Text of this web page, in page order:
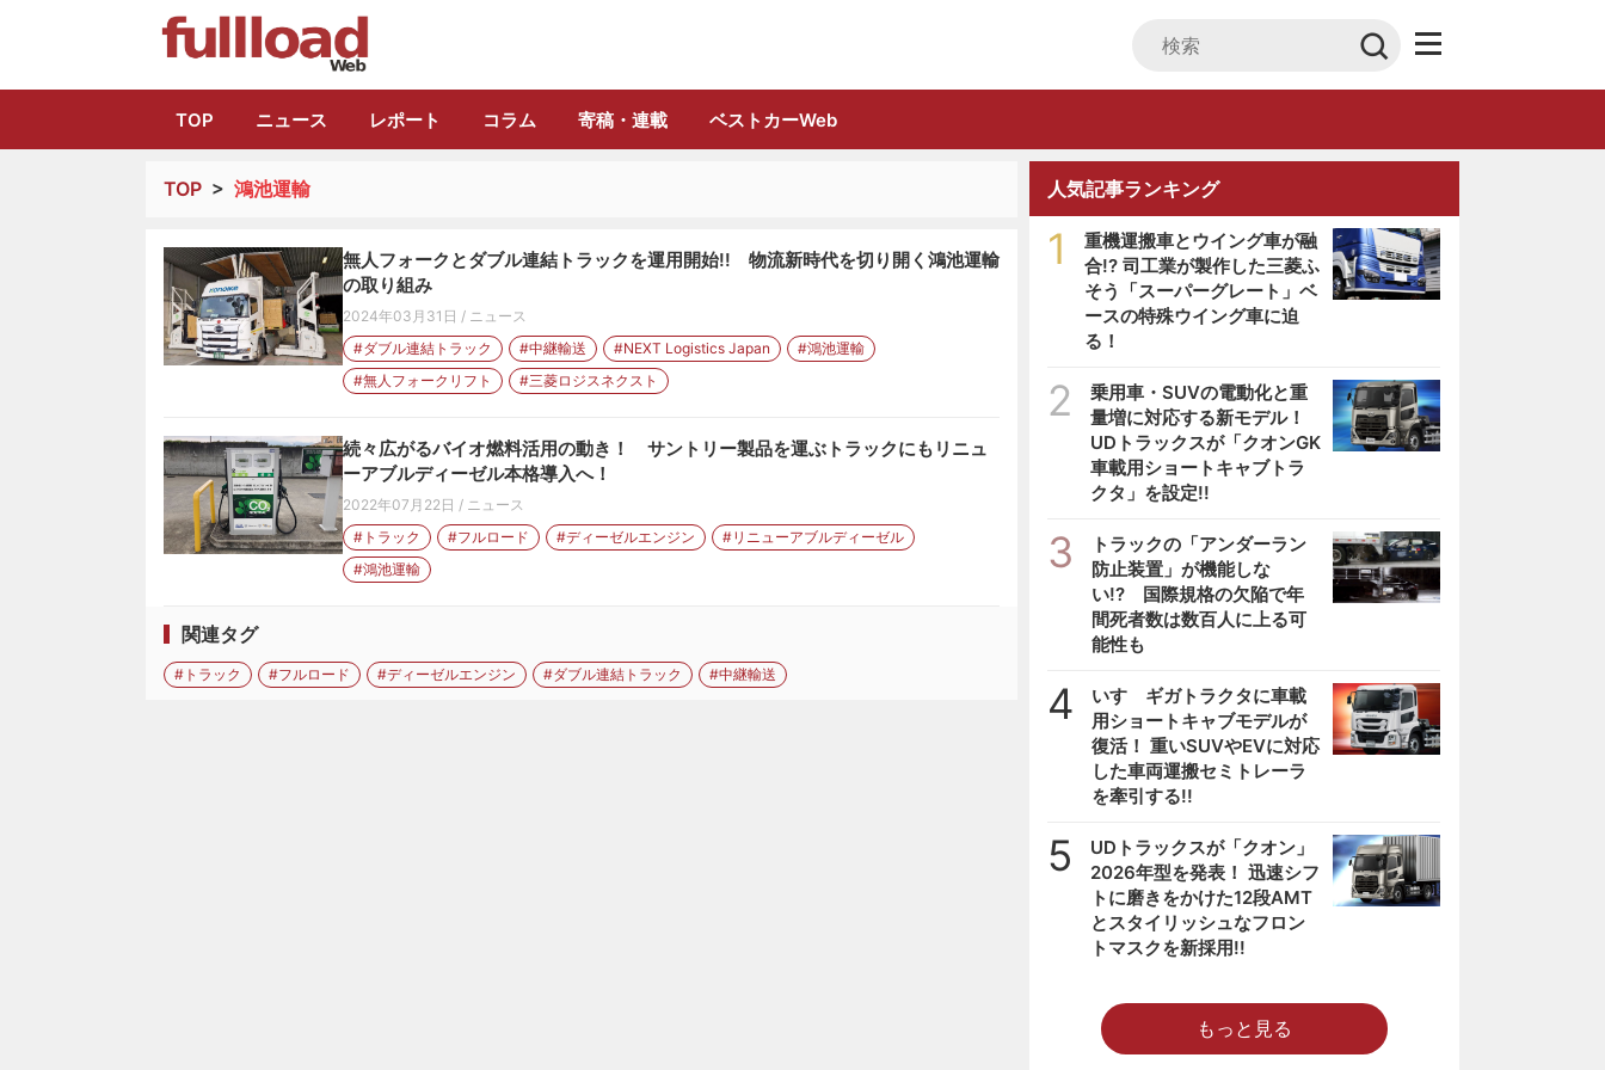
TOP ニュース レポート コラム 寄稿・連載 ベストカーWeb
TOP > 鴻池運輸
無人フォークとダブル連結トラックを運用開始!! 物流新時代を切り開く鴻池運輸
の取り組み
2024年03月31日 / ニュース
#ダブル連結トラック
#中継輸送 #NEXT Logistics Japan
#鴻池運輸
#無人フォークリフト
#三菱ロジスネクスト
続々広がるバイオ燃料活用の動き！ サントリー製品を運ぶトラックにもリニュ
ーアブルディーゼル本格導入へ！
2022年07月22日 / ニュース
#トラック
#フルロード #ディーゼルエンジン
#リニューアブルディーゼル
#鴻池運輸
関連タグ
#トラック #フルロード #ディーゼルエンジン #ダブル連結トラック #中継輸送
人気記事ランキング
1
重機運搬車とウイング車が融
合!? 司工業が製作した三菱ふ
そう「スーパーグレート」ベ
ースの特殊ウイング車に迫
る！
2
乗用車・SUVの電動化と重
量増に対応する新モデル！
UDトラックスが「クオンGK
車載用ショートキャブトラ
クタ」を設定!!
3
トラックの「アンダーラン
防止装置」が機能しな
い!? 国際規格の欠陥で年
間死者数は数百人に上る可
能性も
4
いすゞギガトラクタに車載
用ショートキャブモデルが
復活！ 重いSUVやEVに対応
した車両運搬セミトレーラ
を牽引する!!
5
UDトラックスが「クオン」
2026年型を発表！ 迅速シフ
トに磨きをかけた12段AMT
とスタイリッシュなフロン
トマスクを新採用!!
もっと見る